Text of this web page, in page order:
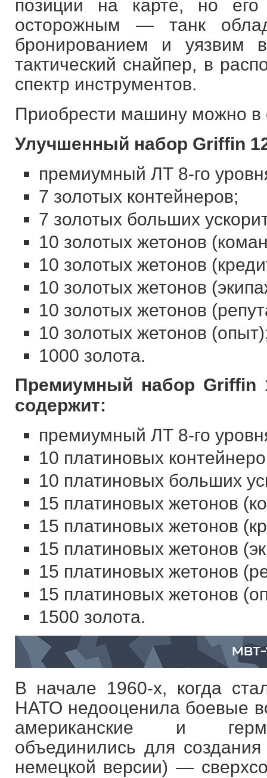
позиции на карте, но
осторожным — танк
бронированием и
тактический снайпер, в
спектр инструментов.
Приобрести машину можно в
Улучшенный набор Griffin
премиумный ЛТ 8-го
7 золотых контейнеров;
7 золотых больших
10 золотых жетонов
10 золотых жетонов
10 золотых жетонов
10 золотых жетонов
10 золотых жетонов
1000 золота.
Премиумный набор Griffin
содержит:
премиумный ЛТ 8-го
10 платиновых
10 платиновых больших
15 платиновых жетонов
15 платиновых жетонов
15 платиновых жетонов
15 платиновых жетонов
15 платиновых жетонов
1500 золота.
В начале 1960-х, когда
НАТО недооценила боевые
американские и
объединились для
немецкой версии) —